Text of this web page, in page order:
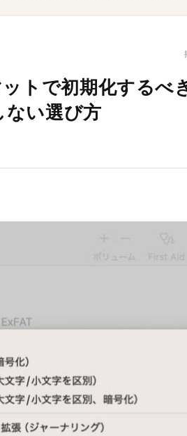
トで初期化するべ
い選び方